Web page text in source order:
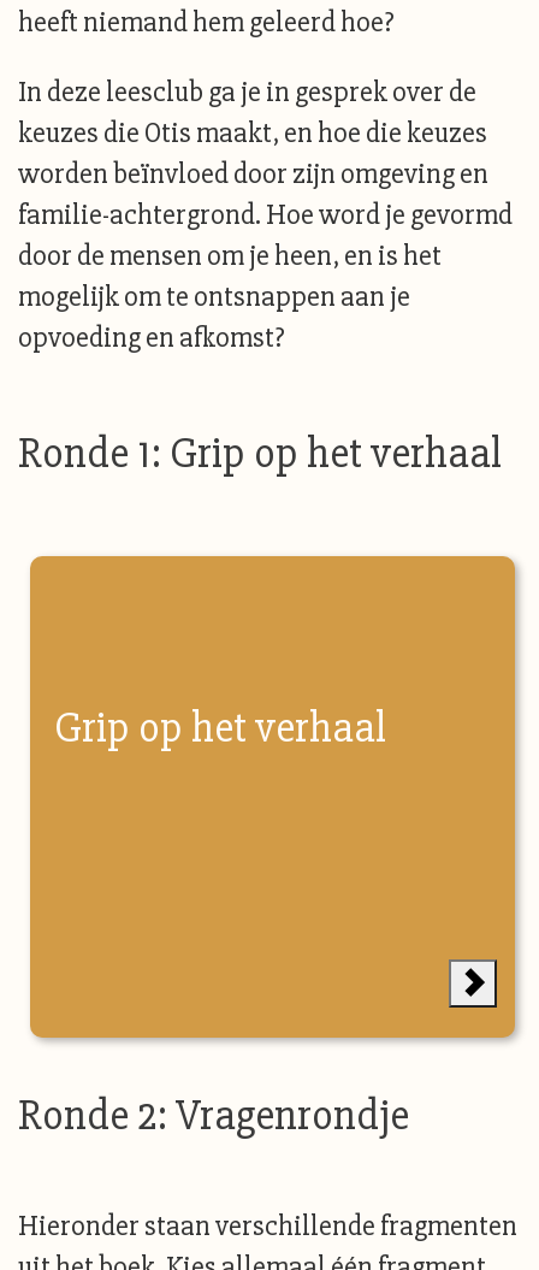
heeft niemand hem geleerd hoe?
In deze leesclub ga je in gesprek over de
keuzes die Otis maakt, en hoe die keuzes
worden beïnvloed door zijn omgeving en
familie-achtergrond. Hoe word je gevormd
door de mensen om je heen, en is het
mogelijk om te ontsnappen aan je
opvoeding en afkomst?
Ronde 1: Grip op het verhaal
Grip op het verhaal
Ronde 2: Vragenrondje
Hieronder staan verschillende fragmenten